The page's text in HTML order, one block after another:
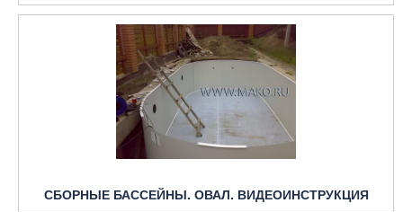
СБОРНЫЕ БАССЕЙНЫ. ОВАЛ. ВИДЕОИНСТРУКЦИЯ